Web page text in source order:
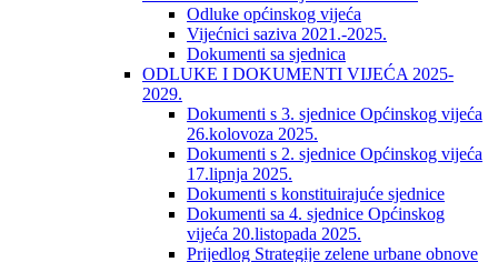
Odluke općinskog vijeća
Vijećnici saziva 2021.-2025.
Dokumenti sa sjednica
ODLUKE I DOKUMENTI VIJEĆA 2025-
2029.
Dokumenti s 3. sjednice Općinskog vijeća
26.kolovoza 2025.
Dokumenti s 2. sjednice Općinskog vijeća
17.lipnja 2025.
Dokumenti s konstituirajuće sjednice
Dokumenti sa 4. sjednice Općinskog
vijeća 20.listopada 2025.
Prijedlog Strategije zelene urbane obnove